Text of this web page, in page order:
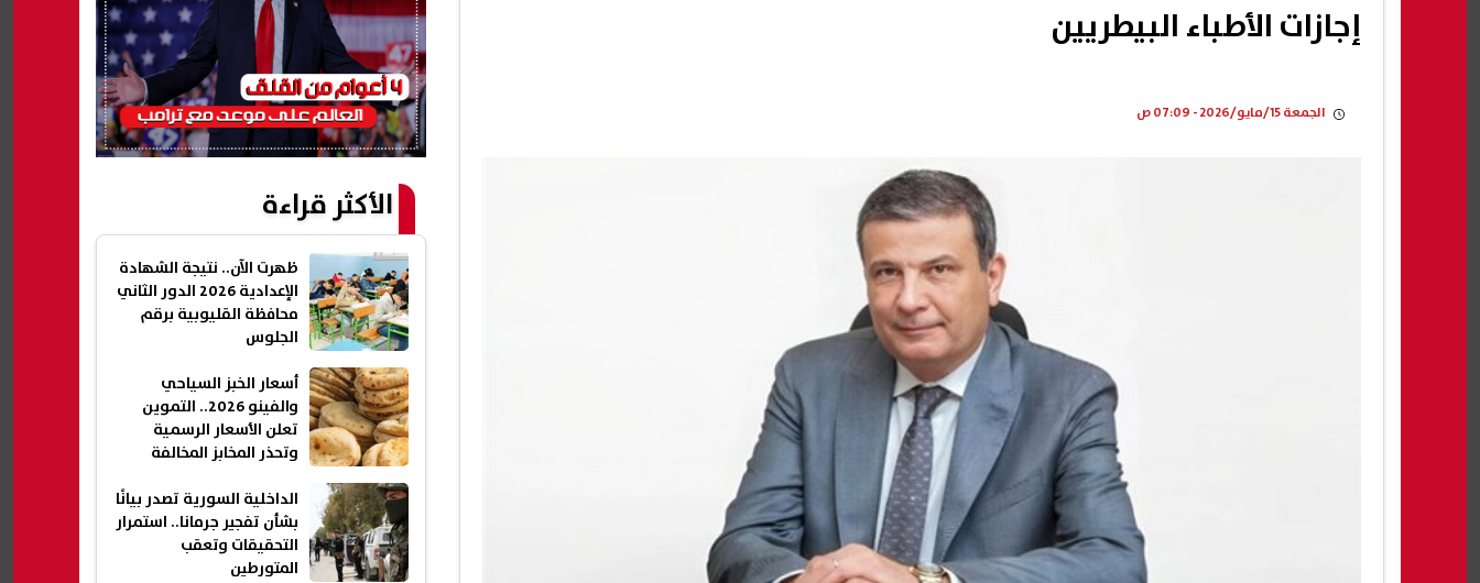
إجازات الأطباء البيطريين
الجمعة 15/مايو/2026 - 07:09 ص
الأكثر قراءة
ظهرت الآن.. نتيجة الشهادة
الإعدادية 2026 الدور الثاني
محافظة القليوبية برقم
الجلوس
أسعار الخبز السياحي
والفينو 2026.. التموين
تعلن الأسعار الرسمية
وتحذر المخابز المخالفة
الداخلية السورية تصدر بيانًا
بشأن تفجير جرمانا.. استمرار
التحقيقات وتعقب
المتورطين